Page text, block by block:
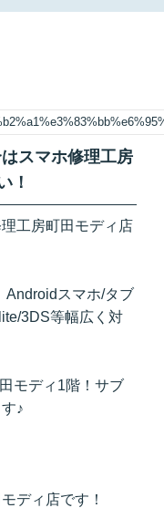
スマホ修理工房
！
工房町田モディ店
Androidスマホ/タブ
3DS等幅広く対
モディ1階！サブ
♪
ディ店です！